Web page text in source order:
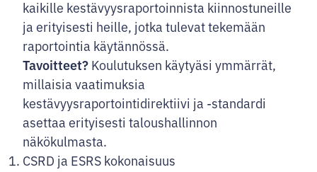
kaikille kestävyysraportoinnista kiinnostuneille
ja erityisesti heille, jotka tulevat tekemään
raportointia käytännössä.
Tavoitteet? Koulutuksen käytyäsi ymmärrät,
millaisia vaatimuksia
kestävyysraportointidirektiivi ja -standardi
asettaa erityisesti taloushallinnon
näkökulmasta.
CSRD ja ESRS kokonaisuus